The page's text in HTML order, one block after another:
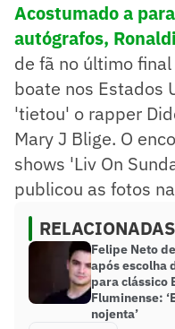
Acostumado a
autógrafos,
de fã no último
boate nos Estados
'tietou' o rapper
Mary J Blige. O
shows 'Liv On
publicou as fotos
RELACIONADAS
Felipe Neto
após escolha
para clássico
Fluminense:
nojenta’